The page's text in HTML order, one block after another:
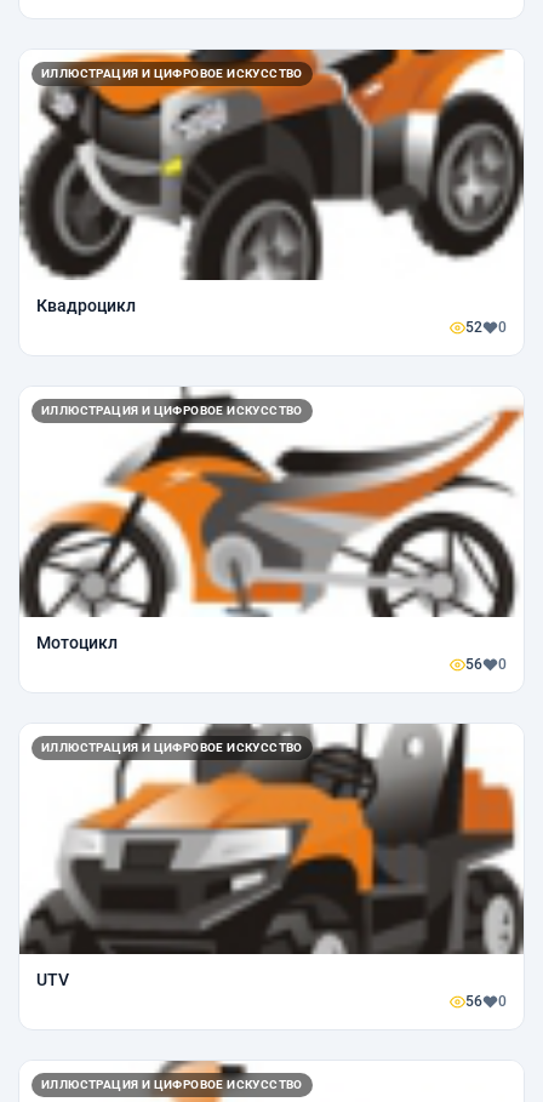
ИЛЛЮСТРАЦИЯ И ЦИФРОВОЕ ИСКУССТВО
Квадроцикл
52 0
ИЛЛЮСТРАЦИЯ И ЦИФРОВОЕ ИСКУССТВО
Мотоцикл
56 0
ИЛЛЮСТРАЦИЯ И ЦИФРОВОЕ ИСКУССТВО
UTV
56 0
ИЛЛЮСТРАЦИЯ И ЦИФРОВОЕ ИСКУССТВО